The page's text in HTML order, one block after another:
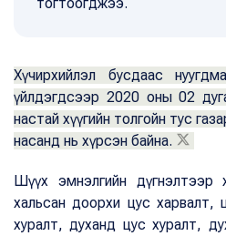
Хүчирхийлэл бусдаас
үйлдэгдсээр 2020 оны 02
настай хүүгийн толгойн тус
насанд нь хүрсэн байна.
Шүүх эмнэлгийн дүгнэлтээр
хальсан доорхи цус харвалт,
хуралт, духанд цус хуралт,